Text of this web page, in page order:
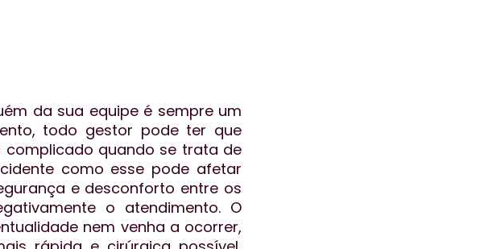
da sua equipe é sempre um
todo gestor pode ter que
complicado quando se trata de
como esse pode afetar
e desconforto entre os
o atendimento. O
nem venha a ocorrer,